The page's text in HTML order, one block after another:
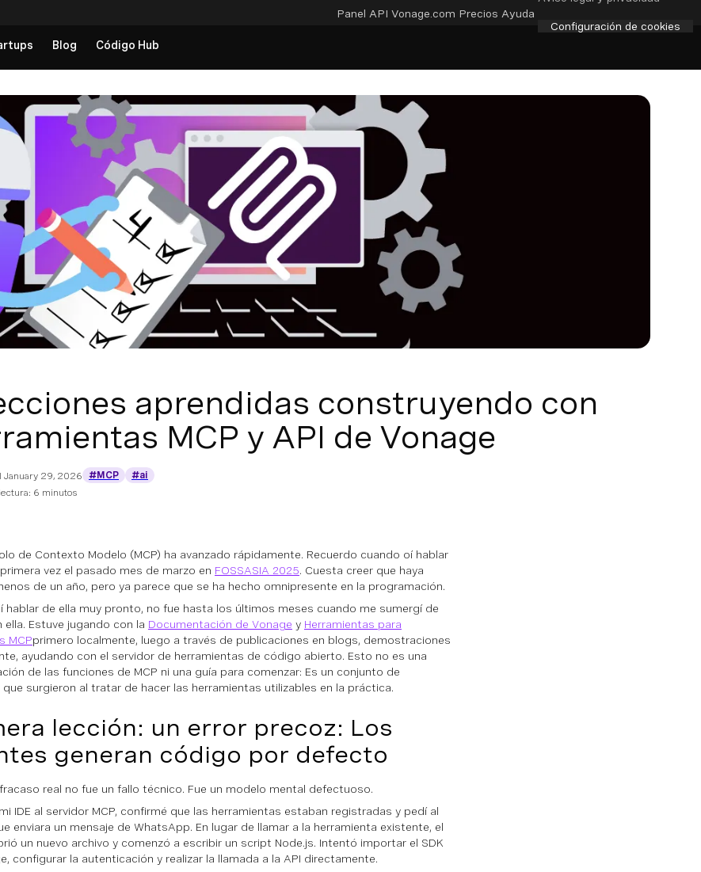
Panel API Vonage.com Precios Ayuda
Configuración de cookies
Blog Código Hub
aprendidas construyendo con
MCP y API de Vonage
January 29, 2026 #MCP
#ai
6 minutos
de Contexto Modelo (MCP) ha avanzado rápidamente. Recuerdo cuando oí hablar
vez el pasado mes de marzo en FOSSASIA 2025. Cuesta creer que haya
de un año, pero ya parece que se ha hecho omnipresente en la programación.
hablar de ella muy pronto, no fue hasta los últimos meses cuando me sumergí de
ella. Estuve jugando con la Documentación de Vonage y Herramientas para
MCPprimero localmente, luego a través de publicaciones en blogs, demostraciones
ayudando con el servidor de herramientas de código abierto. Esto no es una
de las funciones de MCP ni una guía para comenzar: Es un conjunto de
que surgieron al tratar de hacer las herramientas utilizables en la práctica.
lección: un error precoz: Los
generan código por defecto
real no fue un fallo técnico. Fue un modelo mental defectuoso.
IDE al servidor MCP, confirmé que las herramientas estaban registradas y pedí al
enviara un mensaje de WhatsApp. En lugar de llamar a la herramienta existente, el
un nuevo archivo y comenzó a escribir un script Node.js. Intentó importar el SDK
configurar la autenticación y realizar la llamada a la API directamente.